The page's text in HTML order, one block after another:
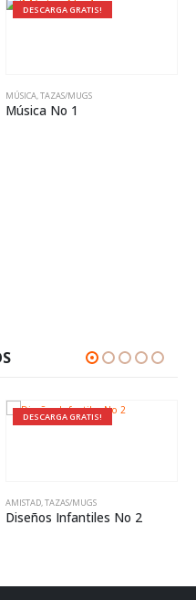
DESCARGA GRATIS!
MÚSICA,TAZAS/MUGS
Música No 1
DESCARGA GRATIS!
AMISTAD,TAZAS/MUGS
Diseños Infantiles No 2